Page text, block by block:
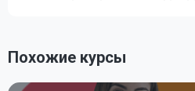
Похожие курсы